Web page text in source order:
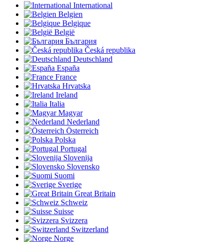
International
Belgien
Belgique
België
България
Česká republika
Deutschland
España
France
Hrvatska
Ireland
Italia
Magyar
Nederland
Österreich
Polska
Portugal
Slovenija
Slovensko
Suomi
Sverige
Great Britain
Schweiz
Suisse
Svizzera
Switzerland
Norge